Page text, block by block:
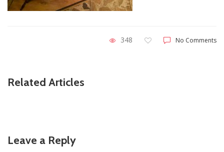
348 No Comments
Related Articles
Leave a Reply